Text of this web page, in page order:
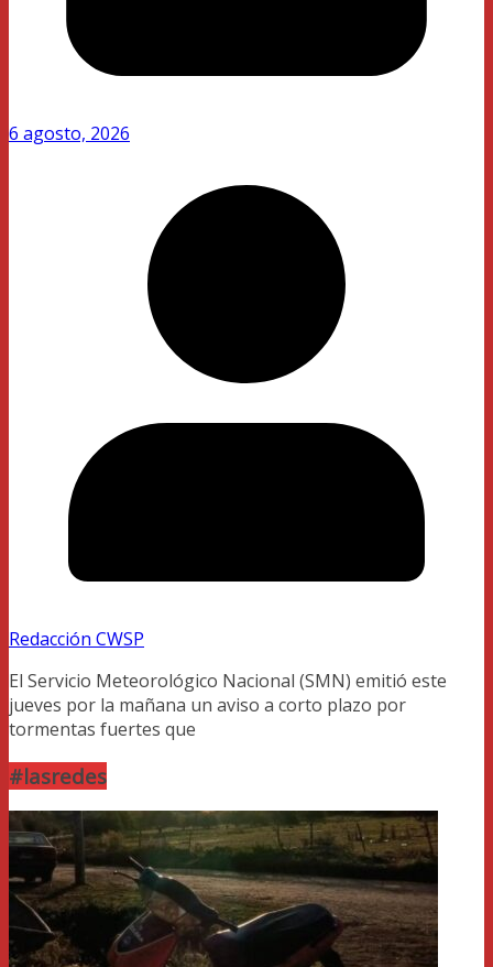
6 agosto, 2026
Redacción CWSP
El Servicio Meteorológico Nacional (SMN) emitió este
jueves por la mañana un aviso a corto plazo por
tormentas fuertes que
#lasredes